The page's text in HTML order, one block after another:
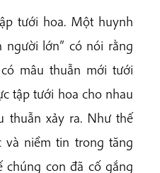
tưới hoa. Một huynh
người lớn” có nói rằng
mâu thuẫn mới tưới
tập tưới hoa cho nhau
thuẫn xảy ra. Như thế
niềm tin trong tăng
chúng con đã cố gắng